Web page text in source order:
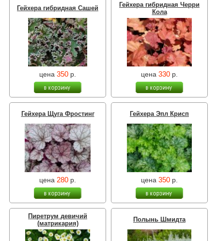
Гейхера гибридная Сашей
цена 350 р.
Гейхера гибридная Черри
Кола
цена 330 р.
Гейхера Щуга Фростинг
цена 280 р.
Гейхера Эпл Крисп
цена 350 р.
Пиретрум девичий
(матрикария)
Полынь Шмидта